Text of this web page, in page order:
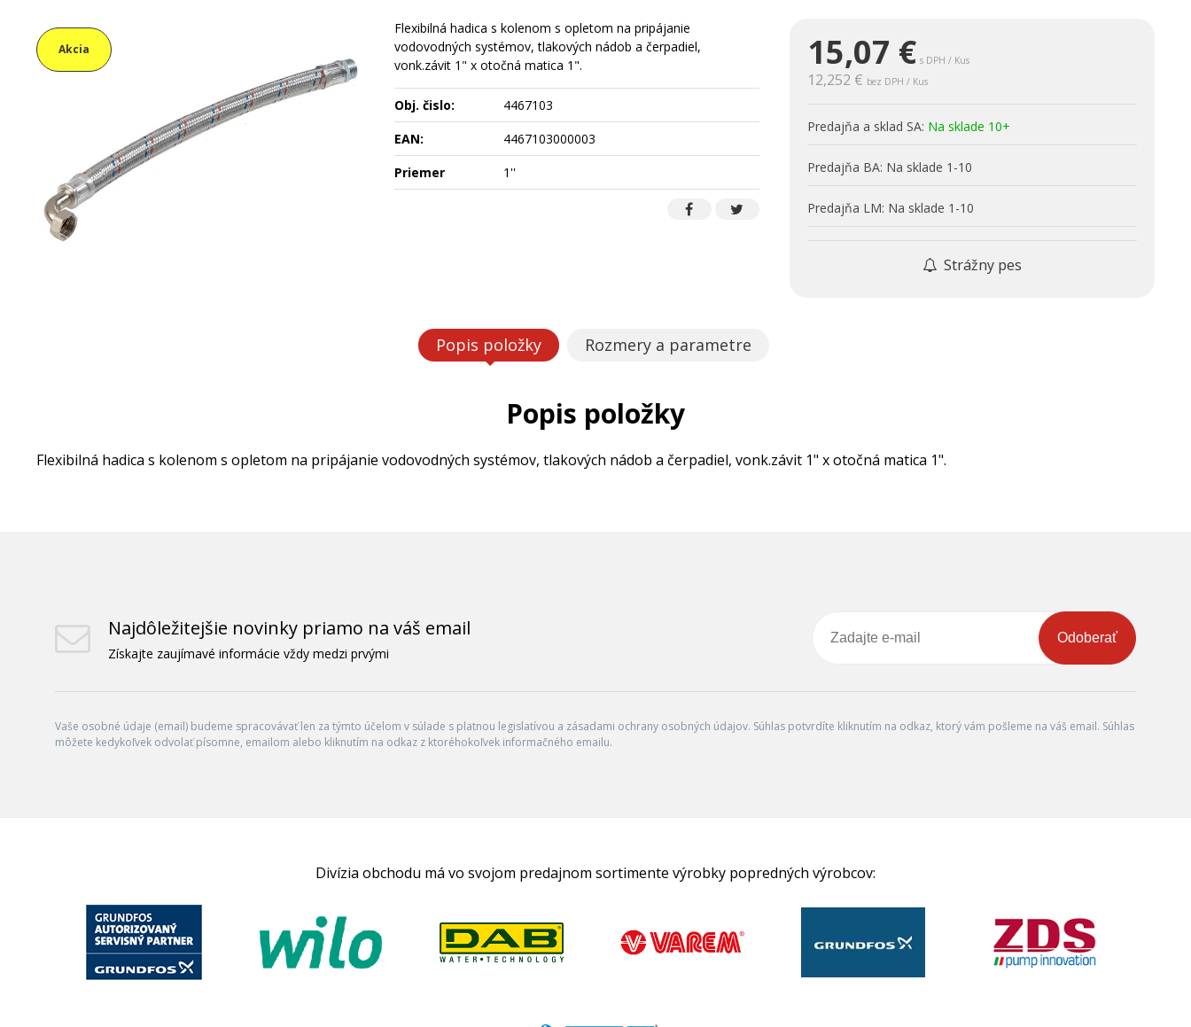
Akcia 15,07 € s DPH / Kus
12,252 € bez DPH / Kus
Predajňa a sklad SA: Na sklade 10+
Predajňa BA: Na sklade 1-10
Predajňa LM: Na sklade 1-10
Strážny pes
Flexibilná hadica s kolenom s opletom na pripájanie
vodovodných systémov, tlakových nádob a čerpadiel,
vonk.závit 1" x otočná matica 1".
Obj. čislo:
4467103
EAN:
4467103000003
Priemer
1''
Popis položky Rozmery a parametre
Popis položky
Flexibilná hadica s kolenom s opletom na pripájanie vodovodných systémov, tlakových nádob a čerpadiel, vonk.závit 1" x otočná matica 1".
Najdôležitejšie novinky priamo na váš email
Získajte zaujímavé informácie vždy medzi prvými
Odoberať
Vaše osobné údaje (email) budeme spracovávať len za týmto účelom v súlade s platnou legislatívou a zásadami ochrany osobných údajov. Súhlas potvrdíte kliknutím na odkaz, ktorý vám pošleme na váš email. Súhlas
môžete kedykoľvek odvolať písomne, emailom alebo kliknutím na odkaz z ktoréhokoľvek informačného emailu.
Divízia obchodu má vo svojom predajnom sortimente výrobky popredných výrobcov: